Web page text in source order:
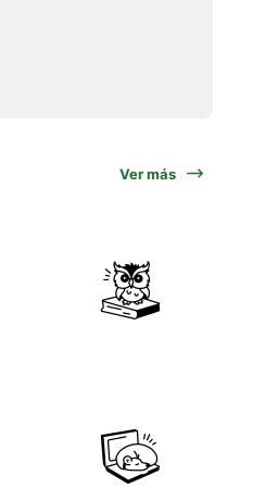
Ver más